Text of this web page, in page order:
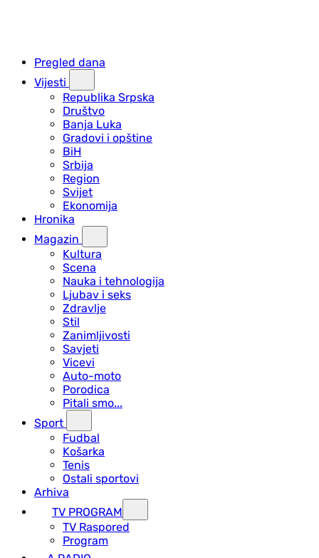
Pregled dana
Vijesti
Republika Srpska
Društvo
Banja Luka
Gradovi i opštine
BiH
Srbija
Region
Svijet
Ekonomija
Hronika
Magazin
Kultura
Scena
Nauka i tehnologija
Ljubav i seks
Zdravlje
Stil
Zanimljivosti
Savjeti
Vicevi
Auto-moto
Porodica
Pitali smo...
Sport
Fudbal
Košarka
Tenis
Ostali sportovi
Arhiva
TV PROGRAM
ТV Raspored
Program